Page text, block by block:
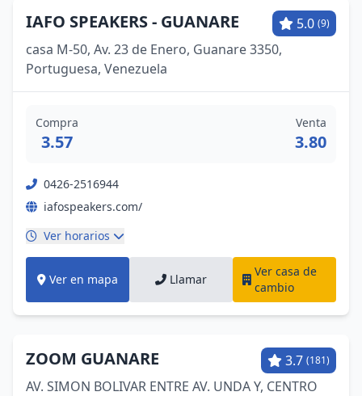
IAFO SPEAKERS - GUANARE 5.0 (9)
casa M-50, Av. 23 de Enero, Guanare 3350,
Portuguesa, Venezuela
Compra
3.57
Venta
3.80
0426-2516944
iafospeakers.com/
Ver horarios
Ver en mapa Llamar
Ver casa de
cambio
ZOOM GUANARE 3.7 (181)
AV. SIMON BOLIVAR ENTRE AV. UNDA Y, CENTRO